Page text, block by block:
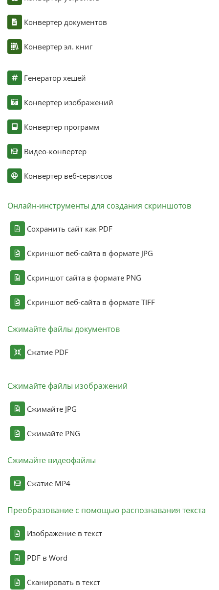
Конвертер документов
Конвертер эл. книг
Генератор хешей
Конвертер изображений
Конвертер программ
Видео-конвертер
Конвертер веб-сервисов
Онлайн-инструменты для создания скриншотов
Сохранить сайт как PDF
Скриншот веб-сайта в формате JPG
Скриншот сайта в формате PNG
Скриншот веб-сайта в формате TIFF
Сжимайте файлы документов
Сжатие PDF
Сжимайте файлы изображений
Сжимайте JPG
Сжимайте PNG
Сжимайте видеофайлы
Сжатие MP4
Преобразование с помощью распознавания текста
Изображение в текст
PDF в Word
Сканировать в текст